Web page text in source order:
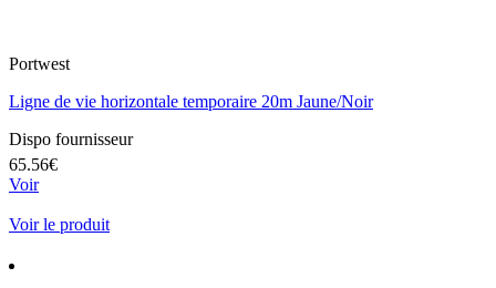
Portwest
Ligne de vie horizontale temporaire 20m Jaune/Noir
Dispo fournisseur
65.56€
Voir
Voir le produit